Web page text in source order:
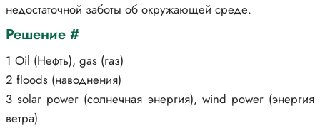
недостаточной заботы об окружающей среде.
Решение #
1 Oil (Нефть), gas (газ)
2 floods (наводнения)
3 solar power (солнечная энергия), wind power (энергия
ветра)